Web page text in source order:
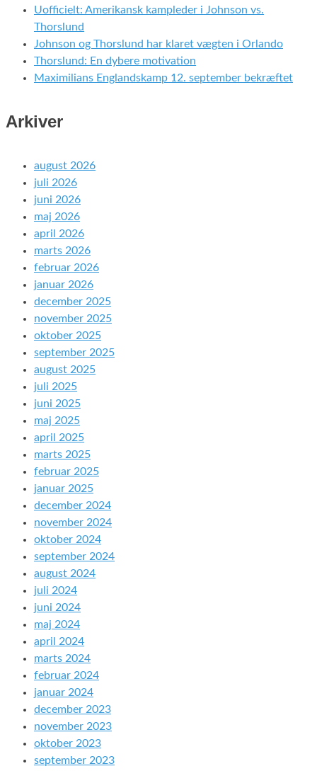
Uofficielt: Amerikansk kampleder i Johnson vs.
Thorslund
Johnson og Thorslund har klaret vægten i Orlando
Thorslund: En dybere motivation
Maximilians Englandskamp 12. september bekræftet
Arkiver
august 2026
juli 2026
juni 2026
maj 2026
april 2026
marts 2026
februar 2026
januar 2026
december 2025
november 2025
oktober 2025
september 2025
august 2025
juli 2025
juni 2025
maj 2025
april 2025
marts 2025
februar 2025
januar 2025
december 2024
november 2024
oktober 2024
september 2024
august 2024
juli 2024
juni 2024
maj 2024
april 2024
marts 2024
februar 2024
januar 2024
december 2023
november 2023
oktober 2023
september 2023